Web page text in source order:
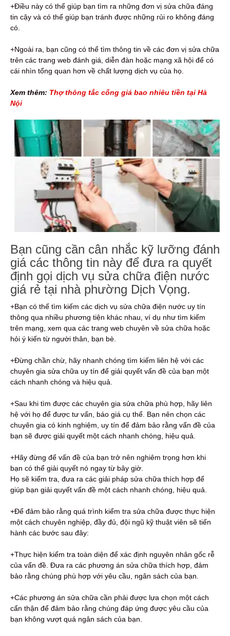
+Điều này có thể giúp bạn tìm ra những đơn vị sửa chữa đáng
tin cậy và có thể giúp bạn tránh được những rủi ro không đáng
có.
+Ngoài ra, bạn cũng có thể tìm thông tin về các đơn vị sửa chữa
trên các trang web đánh giá, diễn đàn hoặc mạng xã hội để có
cái nhìn tổng quan hơn về chất lượng dịch vụ của họ.
Xem thêm: Thợ thông tắc cống giá bao nhiêu tiền tại Hà
Nội
Bạn cũng cần cân nhắc kỹ lưỡng đánh
giá các thông tin này để đưa ra quyết
định gọi dịch vụ sửa chữa điện nước
giá rẻ tại nhà phường Dịch Vọng.
+Bạn có thể tìm kiếm các dịch vụ sửa chữa điện nước uy tín
thông qua nhiều phương tiện khác nhau, ví dụ như tìm kiếm
trên mạng, xem qua các trang web chuyên về sửa chữa hoặc
hỏi ý kiến từ người thân, bạn bè.
+Đừng chần chừ, hãy nhanh chóng tìm kiếm liên hệ với các
chuyên gia sửa chữa uy tín để giải quyết vấn đề của bạn một
cách nhanh chóng và hiệu quả.
+Sau khi tìm được các chuyên gia sửa chữa phù hợp, hãy liên
hệ với họ để được tư vấn, báo giá cụ thể. Bạn nên chọn các
chuyên gia có kinh nghiệm, uy tín để đảm bảo rằng vấn đề của
bạn sẽ được giải quyết một cách nhanh chóng, hiệu quả.
+Hãy đừng để vấn đề của bạn trở nên nghiêm trọng hơn khi
bạn có thể giải quyết nó ngay từ bây giờ.
Họ sẽ kiểm tra, đưa ra các giải pháp sửa chữa thích hợp để
giúp bạn giải quyết vấn đề một cách nhanh chóng, hiệu quả.
+Để đảm bảo rằng quá trình kiểm tra sửa chữa được thực hiện
một cách chuyên nghiệp, đầy đủ, đội ngũ kỹ thuật viên sẽ tiến
hành các bước sau đây:
+Thực hiện kiểm tra toàn diện để xác định nguyên nhân gốc rễ
của vấn đề. Đưa ra các phương án sửa chữa thích hợp, đảm
bảo rằng chúng phù hợp với yêu cầu, ngân sách của bạn.
+Các phương án sửa chữa cần phải được lựa chọn một cách
cẩn thận để đảm bảo rằng chúng đáp ứng được yêu cầu của
bạn không vượt quá ngân sách của bạn.